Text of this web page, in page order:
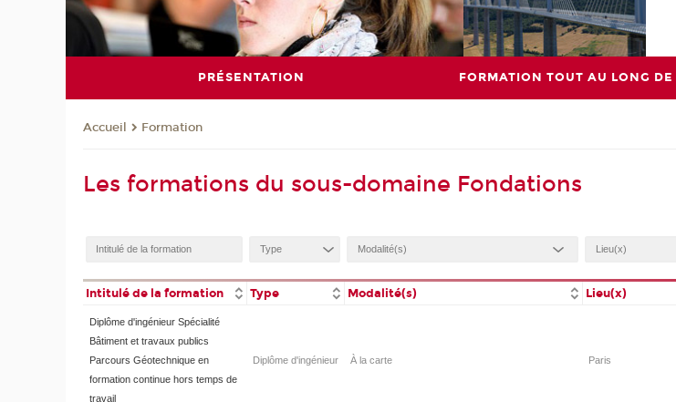
PRÉSENTATION FORMATION TOUT AU LONG
Accueil Formation
Les formations du sous-domaine Fondations
Intitulé de la formation Type Modalité(s) Lieu(x)
Diplôme d'ingénieur Spécialité
Bâtiment et travaux publics
Parcours Géotechnique en
formation continue hors temps de
travail
Diplôme d'ingénieur À la carte Paris